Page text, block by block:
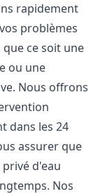
rapidement
problèmes
ce soit une
ou une
Nous offrons
dans les 24
assurer que
d'eau
Nos